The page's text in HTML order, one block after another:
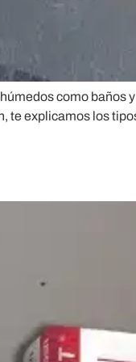
como baños
te explicamos los